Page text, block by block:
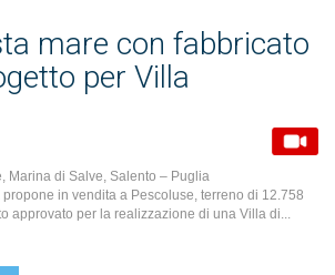
mare con fabbricato
per Villa
Marina di Salve, Salento – Puglia
propone in vendita a Pescoluse, terreno di 12.758
approvato per la realizzazione di una Villa di...